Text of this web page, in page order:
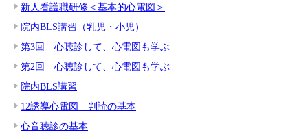
新人看護職研修＜基本的心電図＞
院内BLS講習（乳児・小児）
第3回 心聴診して、心電図も学ぶ
第2回 心聴診して、心電図も学ぶ
院内BLS講習
12誘導心電図 判読の基本
心音聴診の基本